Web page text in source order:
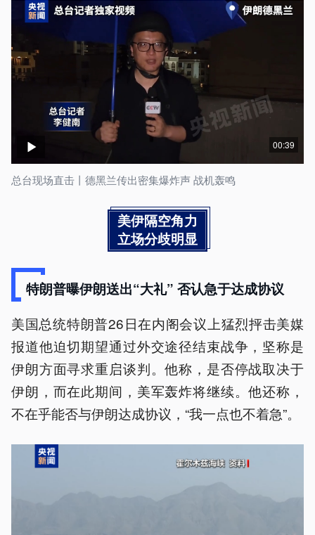
00:39
总台现场直击丨德黑兰传出密集爆炸声 战机轰鸣
美伊隔空角力
立场分歧明显
特朗普曝伊朗送出“大礼” 否认急于达成协议
美国总统特朗普26日在内阁会议上猛烈抨击美媒
报道他迫切期望通过外交途径结束战争，坚称是
伊朗方面寻求重启谈判。他称，是否停战取决于
伊朗，而在此期间，美军轰炸将继续。他还称，
不在乎能否与伊朗达成协议，“我一点也不着急”。